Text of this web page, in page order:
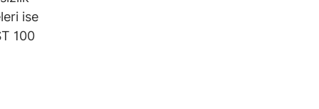
ise
100